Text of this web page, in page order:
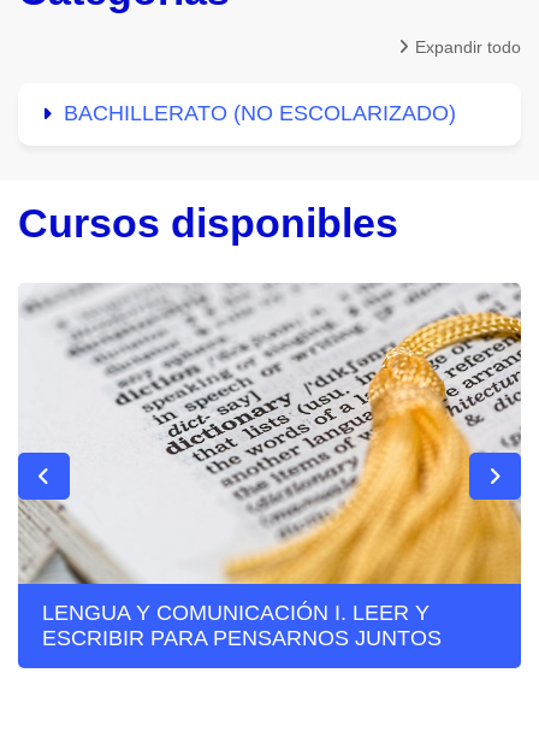
Expandir todo
BACHILLERATO (NO ESCOLARIZADO)
Cursos disponibles
LENGUA Y COMUNICACIÓN I. LEER Y
ESCRIBIR PARA PENSARNOS JUNTOS